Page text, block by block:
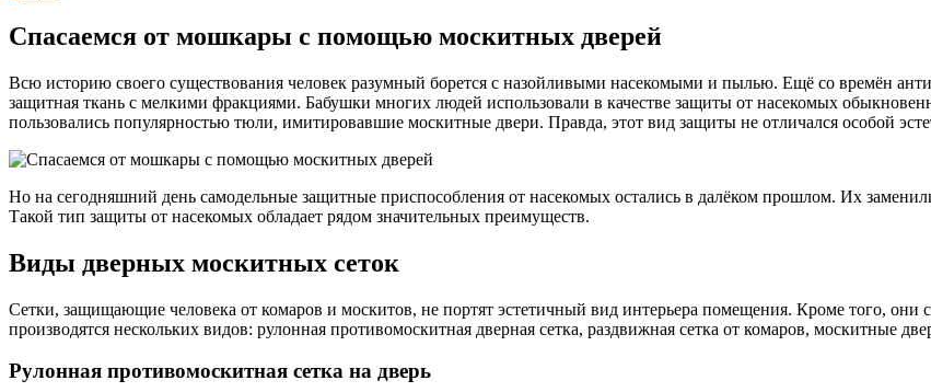
Спасаемся от мошкары с помощью москитных дверей
Всю историю своего существования человек разумный борется с назойливыми насекомыми и пылью. Ещё со времён
защитная ткань с мелкими фракциями. Бабушки многих людей использовали в качестве защиты от насекомых
пользовались популярностью тюли, имитировавшие москитные двери. Правда, этот вид защиты не отличался особой
Но на сегодняшний день самодельные защитные приспособления от насекомых остались в далёком прошлом. Их
Такой тип защиты от насекомых обладает рядом значительных преимуществ.
Виды дверных москитных сеток
Сетки, защищающие человека от комаров и москитов, не портят эстетичный вид интерьера помещения. Кроме того, они
производятся нескольких видов: рулонная противомоскитная дверная сетка, раздвижная сетка от комаров, москитные
Рулонная противомоскитная сетка на дверь